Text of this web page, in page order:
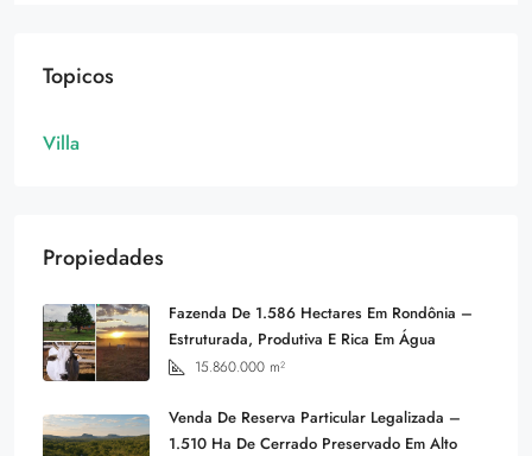
Topicos
Villa
Propiedades
Fazenda De 1.586 Hectares Em Rondônia –
Estruturada, Produtiva E Rica Em Água
15.860.000 m²
Venda De Reserva Particular Legalizada –
1.510 Ha De Cerrado Preservado Em Alto